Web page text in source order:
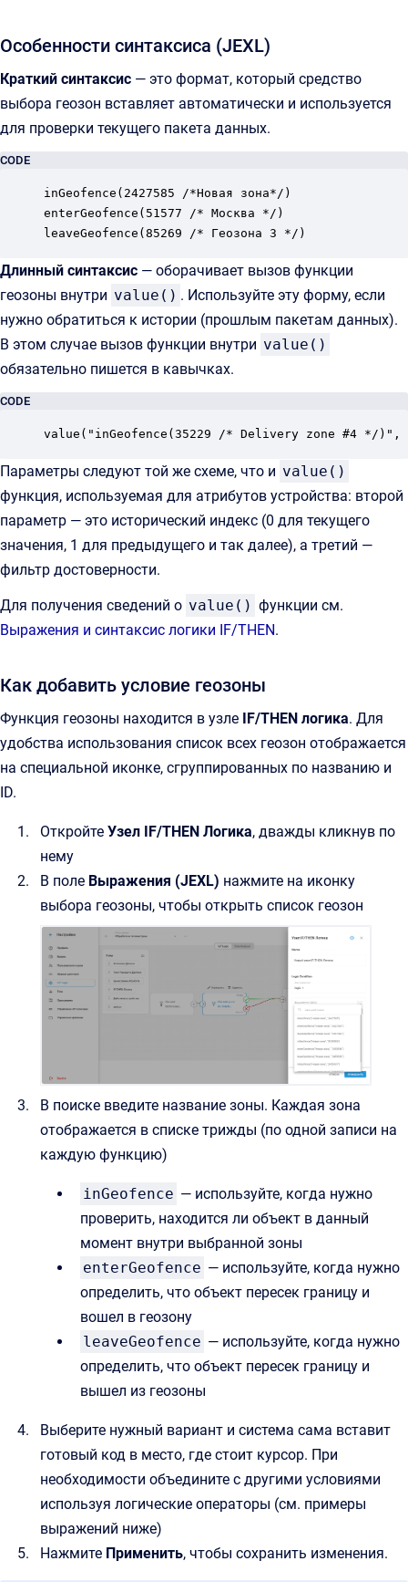
Особенности синтаксиса (JEXL)
Краткий синтаксис — это формат, который средство
выбора геозон вставляет автоматически и используется
для проверки текущего пакета данных.
CODE
inGeofence(2427585 /*Новая зона*/)
enterGeofence(51577 /* Москва */)
leaveGeofence(85269 /* Геозона 3 */)
Длинный синтаксис — оборачивает вызов функции
геозоны внутри value() . Используйте эту форму, если
нужно обратиться к истории (прошлым пакетам данных).
В этом случае вызов функции внутри value()
обязательно пишется в кавычках.
CODE
value("inGeofence(35229 /* Delivery zone #4 */
Параметры следуют той же схеме, что и value()
функция, используемая для атрибутов устройства: второй
параметр — это исторический индекс (0 для текущего
значения, 1 для предыдущего и так далее), а третий —
фильтр достоверности.
Для получения сведений о value() функции см.
Выражения и синтаксис логики IF/THEN.
Как добавить условие геозоны
Функция геозоны находится в узле IF/THEN логика. Для
удобства использования список всех геозон отображается
на специальной иконке, сгруппированных по названию и
ID.
Откройте Узел IF/THEN Логика, дважды кликнув по
нему
В поле Выражения (JEXL) нажмите на иконку
выбора геозоны, чтобы открыть список геозон
В поиске введите название зоны. Каждая зона
отображается в списке трижды (по одной записи на
каждую функцию)
inGeofence — используйте, когда нужно
проверить, находится ли объект в данный
момент внутри выбранной зоны
enterGeofence — используйте, когда нужно
определить, что объект пересек границу и
вошел в геозону
leaveGeofence — используйте, когда нужно
определить, что объект пересек границу и
вышел из геозоны
Выберите нужный вариант и система сама вставит
готовый код в место, где стоит курсор. При
необходимости объедините с другими условиями
используя логические операторы (см. примеры
выражений ниже)
Нажмите Применить, чтобы сохранить изменения.